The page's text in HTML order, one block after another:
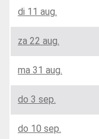
di 11 aug.
za 22 aug.
ma 31 aug.
do 3 sep.
do 10 sep.